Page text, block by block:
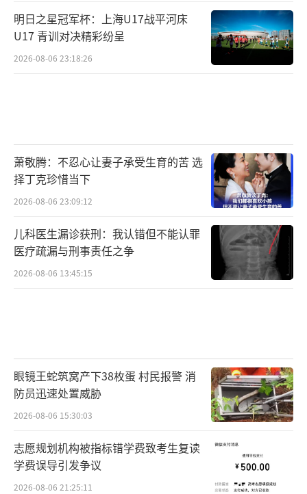
明日之星冠军杯：上海U17战平河床
U17 青训对决精彩纷呈
2026-08-06 23:18:26
萧敬腾：不忍心让妻子承受生育的苦 选
择丁克珍惜当下
2026-08-06 23:09:12
儿科医生漏诊获刑：我认错但不能认罪
医疗疏漏与刑事责任之争
2026-08-06 13:45:15
眼镜王蛇筑窝产下38枚蛋 村民报警 消
防员迅速处置威胁
2026-08-06 15:30:03
志愿规划机构被指标错学费致考生复读
学费误导引发争议
2026-08-06 21:25:11